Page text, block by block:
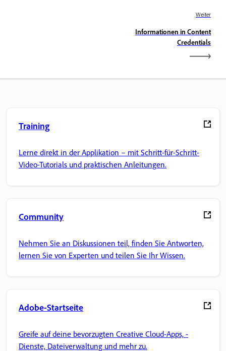
Weiter
Informationen in Content
Credentials
Training
Lerne direkt in der Applikation – mit Schritt-für-Schritt-
Video-Tutorials und praktischen Anleitungen.
Community
Nehmen Sie an Diskussionen teil, finden Sie Antworten,
lernen Sie von Experten und teilen Sie Ihr Wissen.
Adobe-Startseite
Greife auf deine bevorzugten Creative Cloud-Apps, -
Dienste, Dateiverwaltung und mehr zu.